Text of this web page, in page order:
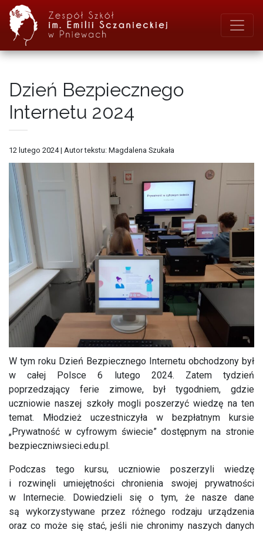
Dzień Bezpiecznego
Internetu 2024
12 lutego 2024| Autor tekstu: Magdalena Szukała
W tym roku Dzień Bezpiecznego Internetu obchodzony był
w całej Polsce 6 lutego 2024. Zatem tydzień
poprzedzający ferie zimowe, był tygodniem, gdzie
uczniowie naszej szkoły mogli poszerzyć wiedzę na ten
temat. Młodzież uczestniczyła w bezpłatnym kursie
„Prywatność w cyfrowym świecie” dostępnym na stronie
bezpieczniwsieci.edu.pl.
Podczas tego kursu, uczniowie poszerzyli wiedzę
i rozwinęli umiejętności chronienia swojej prywatności
w Internecie. Dowiedzieli się o tym, że nasze dane
są wykorzystywane przez różnego rodzaju urządzenia
oraz co może się stać, jeśli nie chronimy naszych danych